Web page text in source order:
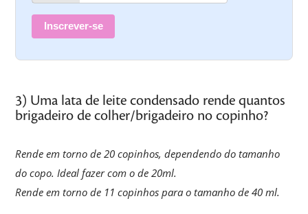
Inscrever-se
3) Uma lata de leite condensado rende quantos
brigadeiro de colher/brigadeiro no copinho?
Rende em torno de 20 copinhos, dependendo do tamanho
do copo. Ideal fazer com o de 20ml.
Rende em torno de 11 copinhos para o tamanho de 40 ml.